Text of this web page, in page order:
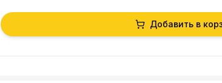
Особенности:
— Настольная
Добавить в